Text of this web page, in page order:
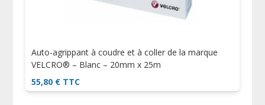
Auto-agrippant à coudre et à coller de la marque
VELCRO® – Blanc – 20mm x 25m
55,80 € TTC